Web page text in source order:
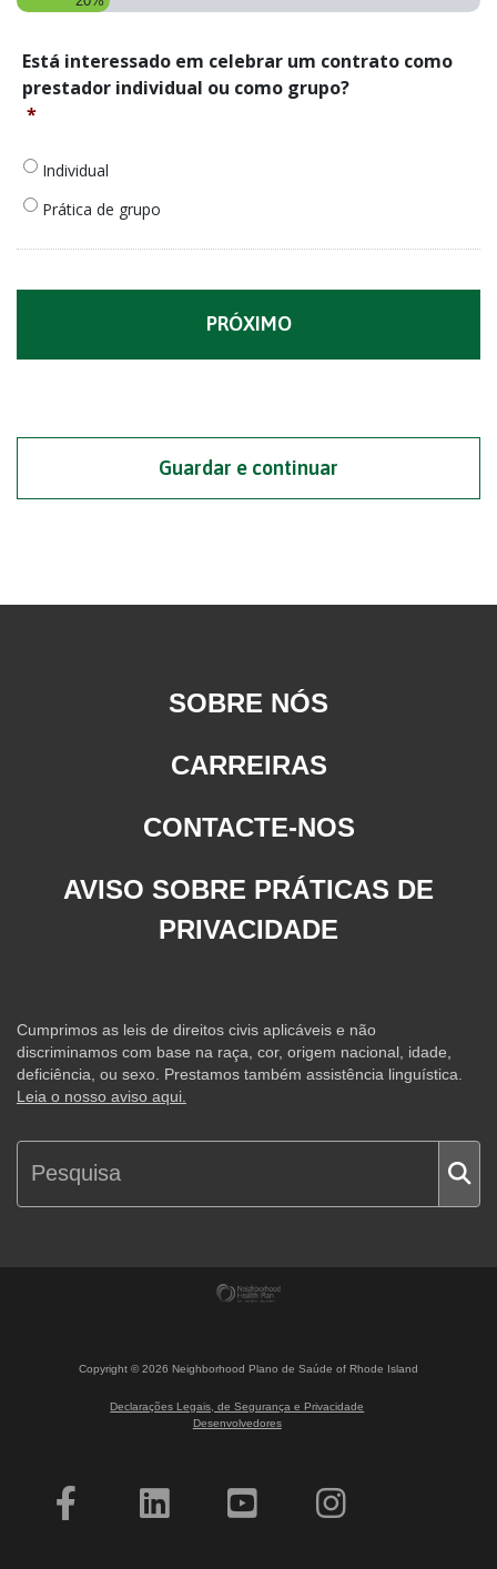
Está
interessado
em
contrato
como
prestador
Está interessado em celebrar um contrato como
prestador individual ou como grupo?
*
Individual
Prática de grupo
Guardar e continuar
SOBRE NÓS
CARREIRAS
CONTACTE-NOS
AVISO SOBRE PRÁTICAS DE
PRIVACIDADE
Cumprimos as leis de direitos civis aplicáveis e não
discriminamos com base na raça, cor, origem nacional, idade,
deficiência, ou sexo. Prestamos também assistência linguística.
Leia o nosso aviso aqui.
Copyright ©2026 Neighborhood Plano de Saúde of Rhode Island
Declarações Legais, de Segurança e Privacidade
Desenvolvedores